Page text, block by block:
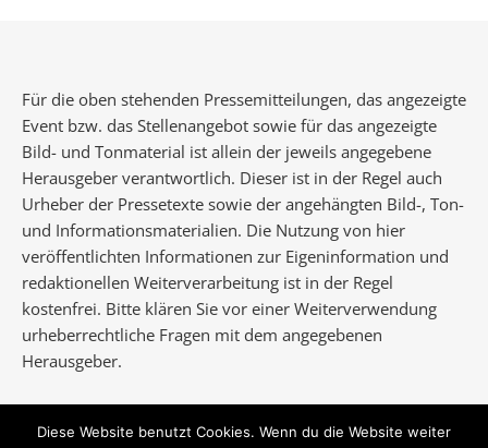
Für die oben stehenden Pressemitteilungen, das angezeigte
Event bzw. das Stellenangebot sowie für das angezeigte
Bild- und Tonmaterial ist allein der jeweils angegebene
Herausgeber verantwortlich. Dieser ist in der Regel auch
Urheber der Pressetexte sowie der angehängten Bild-, Ton-
und Informationsmaterialien. Die Nutzung von hier
veröffentlichten Informationen zur Eigeninformation und
redaktionellen Weiterverarbeitung ist in der Regel
kostenfrei. Bitte klären Sie vor einer Weiterverwendung
urheberrechtliche Fragen mit dem angegebenen
Herausgeber.
Diese Website benutzt Cookies. Wenn du die Website weiter